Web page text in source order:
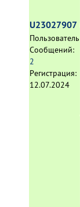
U23027907
Пользователь
Сообщений:
2
Регистрация:
12.07.2024